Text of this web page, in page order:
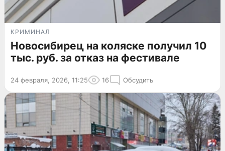
КРИМИНАЛ
Новосибирец на коляске получил 10
тыс. руб. за отказ на фестивале
24 февраля, 2026, 11:25 16 Обсудить